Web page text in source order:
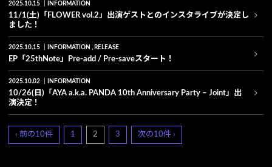
2025.10.15 INFORMATION
11/1(土)「FLOWER vol.2」出演ゲストとのインスタライブが決定し
ました！
2025.10.15 INFORMATION RELEASE
EP「25thNote」Pre-add / Pre-saveスタート！
2025.10.02 INFORMATION
10/26(日)「AYA a.k.a. PANDA 10th Anniversary Party – Joint」出
演決定！
‹ 前の10件 1 2 3 次の10件 ›